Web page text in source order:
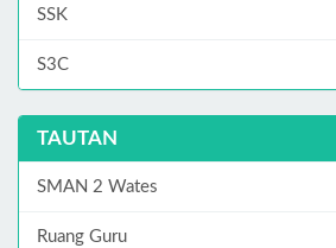
SSK
S3C
TAUTAN
SMAN 2 Wates
Ruang Guru